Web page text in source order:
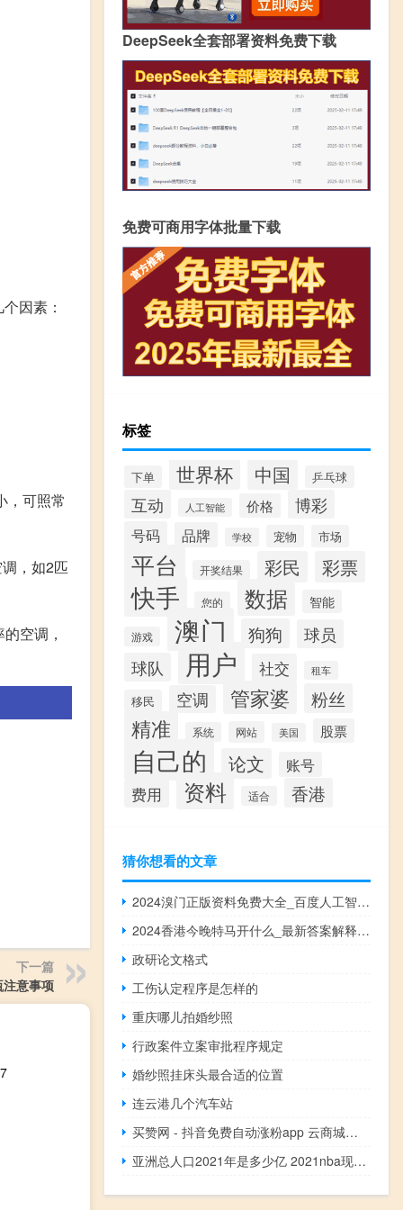
因素：
，可照常
，如2匹
空调，
下一篇
意事项
DeepSeek全套部署资料免费下载
免费可商用字体批量下载
标签
下单 世界杯 中国 乒乓球
互动 人工智能 价格 博彩
号码 品牌 学校 宠物 市场
平台 开奖结果 彩民 彩票
快手 您的 数据 智能
游戏 澳门 狗狗
球员
球队
用户 社交 租车
移民 空调 管家婆 粉丝
精准 系统 网站 美国 股票
自己的 论文 账号
费用 资料 适合 香港
猜你想看的文章
2024溴门正版资料免费大全_百度人工智能_安卓版636.64.1111
2024香港今晚特马开什么_最新答案解释落实_iPhone版v64.66.86
政研论文格式
工伤认定程序是怎样的
重庆哪儿拍婚纱照
行政案件立案审批程序规定
婚纱照挂床头最合适的位置
连云港几个汽车站
买赞网 - 抖音免费自动涨粉app 云商城秒赞
亚洲总人口2021年是多少亿 2021nba现役亚洲球员